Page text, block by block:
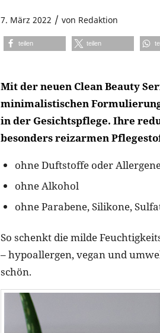
7. März 2022 / von Redaktion
teilen teilen
Mit der neuen Clean Beauty
minimalistischen
in der Gesichtspflege. Ihre
besonders reizarmen
ohne Duftstoffe oder
ohne Alkohol
ohne Parabene, Silikone,
So schenkt die milde
– hypoallergen, vegan und
schön.